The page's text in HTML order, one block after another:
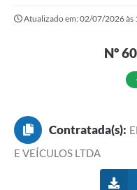
Atualizado em: 02/07/2026 às
Nº
Contratada(s):
E VEÍCULOS LTDA